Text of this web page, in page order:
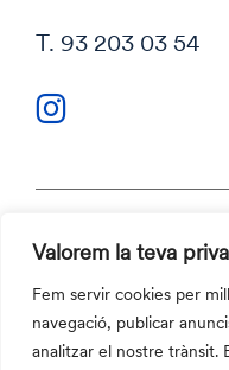
Valorem la teva
Fem servir cookies per
navegació, publicar
analitzar el nostre trànsit.
T. 93 203 03 54
Política de privacitat
Política de cookies
Codi ètic i Canal
Contacte